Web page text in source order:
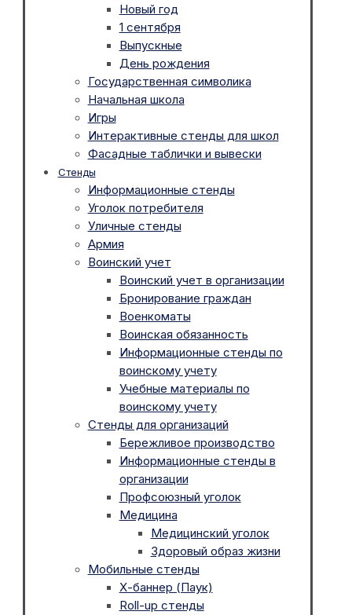
Новый год
1 сентября
Выпускные
День рождения
Государственная символика
Начальная школа
Игры
Интерактивные стенды для школ
Фасадные таблички и вывески
Стенды
Информационные стенды
Уголок потребителя
Уличные стенды
Армия
Воинский учет
Воинский учет в организации
Бронирование граждан
Военкоматы
Воинская обязанность
Информационные стенды по
воинскому учету
Учебные материалы по
воинскому учету
Стенды для организаций
Бережливое производство
Информационные стенды в
организации
Профсоюзный уголок
Медицина
Медицинский уголок
Здоровый образ жизни
Мобильные стенды
Х-баннер (Паук)
Roll-up стенды